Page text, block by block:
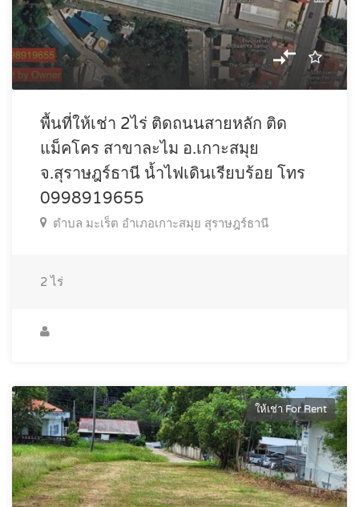
พื้นที่ให้เช่า 2ไร่ ติดถนนสายหลัก ติด
แม็คโคร สาขาละไม อ.เกาะสมุย
จ.สุราษฎร์ธานี น้ำไฟเดินเรียบร้อย โทร
0998919655
ตำบล มะเร็ต อำเภอเกาะสมุย สุราษฎร์ธานี
2 ไร่
ให้เช่า For Rent